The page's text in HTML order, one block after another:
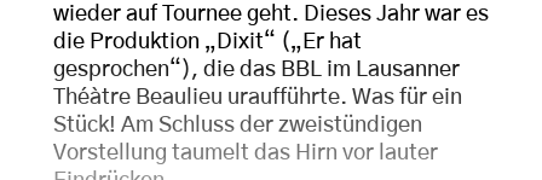
wieder auf Tournee geht. Dieses Jahr war es
die Produktion „Dixit“ („Er hat
gesprochen“), die das BBL im Lausanner
Théàtre Beaulieu uraufführte. Was für ein
Stück! Am Schluss der zweistündigen
Vorstellung taumelt das Hirn vor lauter